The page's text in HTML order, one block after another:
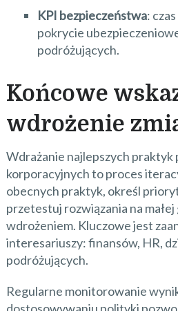
KPI bezpieczeństwa:
pokrycie
podróżujących.
Końcowe
wdrożenie
Wdrażanie najlepszych praktyk
korporacyjnych to proces
obecnych praktyk, określ
przetestuj rozwiązania na
wdrożeniem. Kluczowe jest
interesariuszy: finansów, HR,
podróżujących.
Regularne monitorowanie
dostosowywaniu polityki